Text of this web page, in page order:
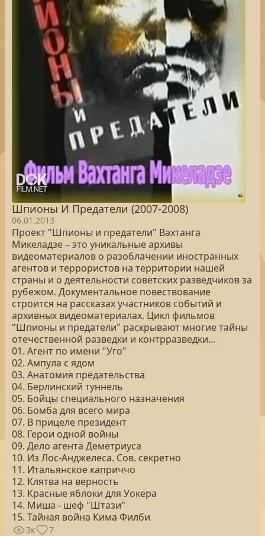
Шпионы И Предатели (2007-2008)
06.01.2013
Проект "Шпионы и предатели" Вахтанга
Микеладзе – это уникальные архивы
видеоматериалов о разоблачении иностранных
агентов и террористов на территории нашей
страны и о деятельности советских разведчиков за
рубежом. Документальное повествование
строится на рассказах участников событий и
архивных видеоматериалах. Цикл фильмов
"Шпионы и предатели" раскрывают многие тайны
отечественной разведки и контрразведки...
01. Агент по имени "Уго"
02. Ампула с ядом
03. Анатомия предательства
04. Берлинский туннель
05. Бойцы специального назначения
06. Бомба для всего мира
07. В прицеле президент
08. Герои одной войны
09. Дело агента Деметриуса
10. Из Лос-Анджелеса. Сов. секретно
11. Итальянское каприччо
12. Клятва на верность
13. Красные яблоки для Уокера
14. Миша - шеф "Штази"
15. Тайная война Кима Филби
3к 7